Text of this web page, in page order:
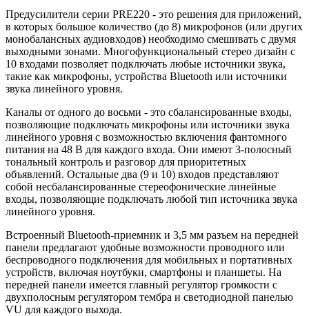
Предусилители серии PRE220 - это решения для приложений,
в которых большое количество (до 8) микрофонов (или других
монобалансных аудиовходов) необходимо смешивать с двумя
выходными зонами. Многофункциональный стерео дизайн с
10 входами позволяет подключать любые источники звука,
такие как микрофоны, устройства Bluetooth или источники
звука линейного уровня.
Каналы от одного до восьми - это сбалансированные входы,
позволяющие подключать микрофоны или источники звука
линейного уровня с возможностью включения фантомного
питания на 48 В для каждого входа. Они имеют 3-полосный
тональный контроль и разговор для приоритетных
объявлений. Остальные два (9 и 10) входов представляют
собой несбалансированные стереофонические линейные
входы, позволяющие подключать любой тип источника звука
линейного уровня.
Встроенный Bluetooth-приемник и 3,5 мм разъем на передней
панели предлагают удобные возможности проводного или
беспроводного подключения для мобильных и портативных
устройств, включая ноутбуки, смартфоны и планшеты. На
передней панели имеется главный регулятор громкости с
двухполосным регулятором тембра и светодиодной панелью
VU для каждого выхода.